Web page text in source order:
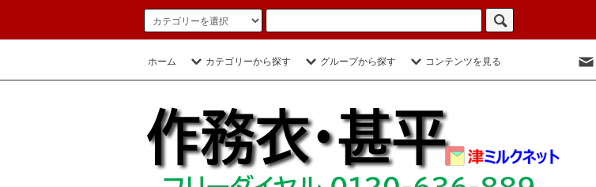
ホーム カテゴリーから探す グループから探す コンテンツを見る